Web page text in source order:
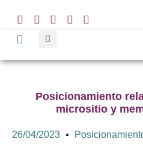
Posicionamiento
micrositio y
26/04/2023